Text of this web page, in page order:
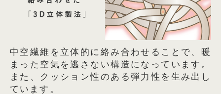
中空繊維を立体的に絡み合わせることで、暖
まった空気を逃さない構造になっています。
また、クッション性のある弾力性を生み出し
ています。